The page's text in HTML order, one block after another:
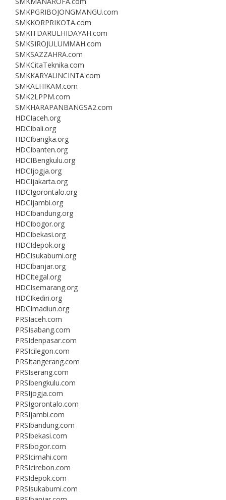
SMKPGRIBOJONGMANGU.com
SMKKORPRIKOTA.com
SMKITDARULHIDAYAH.com
SMKSIROJULUMMAH.com
SMKSAZZAHRA.com
SMKCitaTeknika.com
SMKKARYAUNCINTA.com
SMKALHIKAM.com
SMK2LPPM.com
SMKHARAPANBANGSA2.com
HDCIaceh.org
HDCIbali.org
HDCIbangka.org
HDCIbanten.org
HDCIBengkulu.org
HDCIjogja.org
HDCIjakarta.org
HDCIgorontalo.org
HDCIjambi.org
HDCIbandung.org
HDCIbogor.org
HDCIbekasi.org
HDCIdepok.org
HDCIsukabumi.org
HDCIbanjar.org
HDCItegal.org
HDCIsemarang.org
HDCIkediri.org
HDCImadiun.org
PRSIaceh.com
PRSIsabang.com
PRSIdenpasar.com
PRSIcilegon.com
PRSItangerang.com
PRSIserang.com
PRSIbengkulu.com
PRSIjogja.com
PRSIgorontalo.com
PRSIjambi.com
PRSIbandung.com
PRSIbekasi.com
PRSIbogor.com
PRSIcimahi.com
PRSIcirebon.com
PRSIdepok.com
PRSIsukabumi.com